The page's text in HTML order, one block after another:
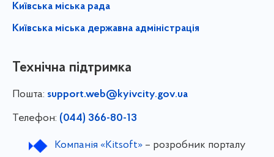
Київська міська рада
Київська міська державна адміністрація
Технічна підтримка
Пошта: support.web@kyivcity.gov.ua
Телефон: (044) 366-80-13
Компанія «Kitsoft»– розробник порталу